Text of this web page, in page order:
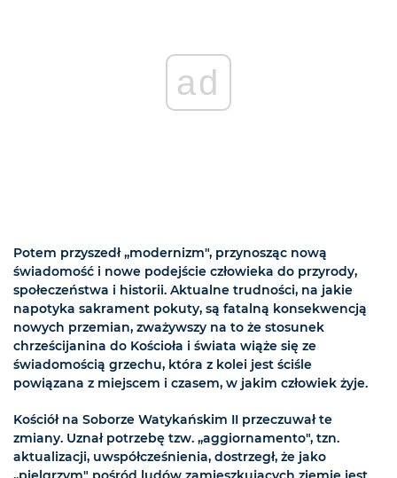
ad
Potem przyszedł „modernizm", przynosząc nową
świadomość i nowe podejście człowieka do przyrody,
społeczeństwa i historii. Aktualne trudności, na jakie
napotyka sakrament pokuty, są fatalną konsekwencją
nowych przemian, zważywszy na to że stosunek
chrześcijanina do Kościoła i świata wiąże się ze
świadomością grzechu, która z kolei jest ściśle
powiązana z miejscem i czasem, w jakim człowiek żyje.
Kościół na Soborze Watykańskim II przeczuwał te
zmiany. Uznał potrzebę tzw. „aggiornamento", tzn.
aktualizacji, uwspółcześnienia, dostrzegł, że jako